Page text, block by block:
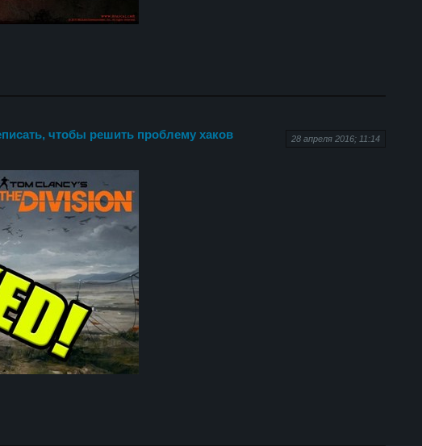
28 апреля 2016; 11:14
чтобы решить проблему хаков